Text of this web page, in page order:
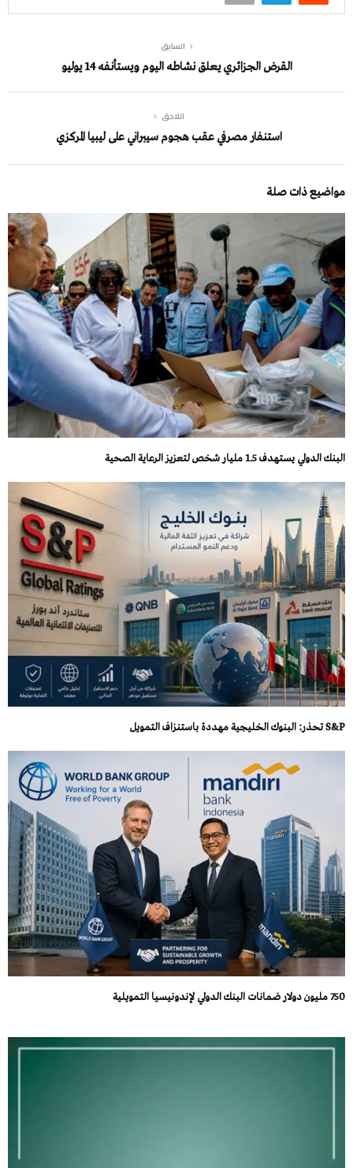
السابق
القرض الجزائري يعلق نشاطه اليوم ويستأنفه 14 يوليو
اللاحق
استنفار مصرفي عقب هجوم سيبراني على ليبيا المركزي
مواضيع ذات صلة
البنك الدولي يستهدف 1.5 مليار شخص لتعزيز الرعاية الصحية
S&P تحذر: البنوك الخليجية مهددة باستنزاف التمويل
750 مليون دولار ضمانات البنك الدولي لإندونيسيا التمويلية